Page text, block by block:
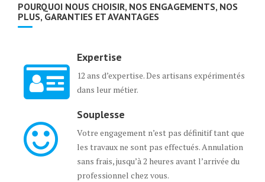
POURQUOI NOUS CHOISIR, NOS ENGAGEMENTS, NOS
PLUS, GARANTIES ET AVANTAGES
Expertise
12 ans d’expertise. Des artisans expérimentés
dans leur métier.
Souplesse
Votre engagement n’est pas définitif tant que
les travaux ne sont pas effectués. Annulation
sans frais, jusqu’à 2 heures avant l’arrivée du
professionnel chez vous.